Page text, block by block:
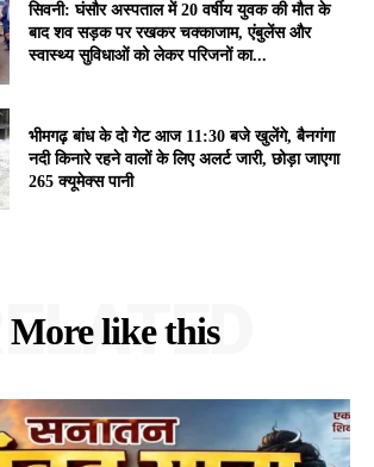
सिवनी: घंसौर अस्पताल में 20 वर्षीय युवक की मौत के
बाद शव सड़क पर रखकर चक्काजाम, एंबुलेंस और
स्वास्थ्य सुविधाओं को लेकर परिजनों का...
भीमगढ़ बांध के दो गेट आज 11:30 बजे खुलेंगे, बैनगंगा
नदी किनारे रहने वालों के लिए अलर्ट जारी, छोड़ा जाएगा
265 क्यूमेक्स पानी
More like this
RELATED